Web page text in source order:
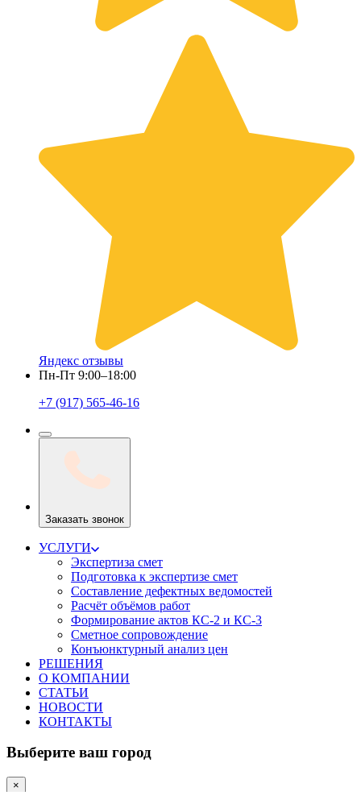
Яндекс отзывы
Пн-Пт 9:00–18:00
+7 (917) 565-46-16
Заказать звонок
УСЛУГИ
Экспертиза смет
Подготовка к экспертизе смет
Составление дефектных ведомостей
Расчёт объёмов работ
Формирование актов КС-2 и КС-3
Сметное сопровождение
Конъюнктурный анализ цен
РЕШЕНИЯ
О КОМПАНИИ
СТАТЬИ
НОВОСТИ
КОНТАКТЫ
Выберите ваш город
×